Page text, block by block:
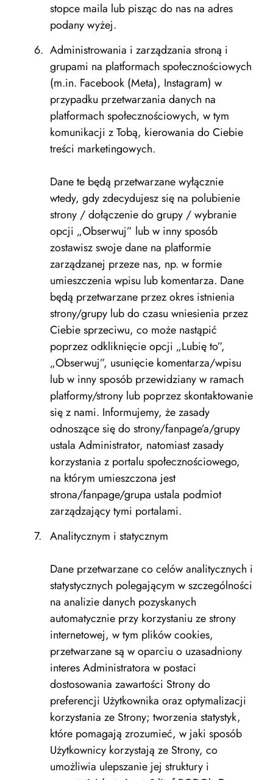
stopce maila lub pisząc do nas na adres
podany wyżej.
Administrowania i zarządzania stroną i
grupami na platformach społecznościowych
(m.in. Facebook (Meta), Instagram) w
przypadku przetwarzania danych na
platformach społecznościowych, w tym
komunikacji z Tobą, kierowania do Ciebie
treści marketingowych.
Dane te będą przetwarzane wyłącznie
wtedy, gdy zdecydujesz się na polubienie
strony / dołączenie do grupy / wybranie
opcji „Obserwuj” lub w inny sposób
zostawisz swoje dane na platformie
zarządzanej przeze nas, np. w formie
umieszczenia wpisu lub komentarza. Dane
będą przetwarzane przez okres istnienia
strony/grupy lub do czasu wniesienia przez
Ciebie sprzeciwu, co może nastąpić
poprzez odkliknięcie opcji „Lubię to”,
„Obserwuj”, usunięcie komentarza/wpisu
lub w inny sposób przewidziany w ramach
platformy/strony lub poprzez skontaktowanie
się z nami. Informujemy, że zasady
odnoszące się do strony/fanpage’a/grupy
ustala Administrator, natomiast zasady
korzystania z portalu społecznościowego,
na którym umieszczona jest
strona/fanpage/grupa ustala podmiot
zarządzający tymi portalami.
Analitycznym i statycznym
Dane przetwarzane co celów analitycznych i
statystycznych polegającym w szczególności
na analizie danych pozyskanych
automatycznie przy korzystaniu ze strony
internetowej, w tym plików cookies,
przetwarzane są w oparciu o uzasadniony
interes Administratora w postaci
dostosowania zawartości Strony do
preferencji Użytkownika oraz optymalizacji
korzystania ze Strony; tworzenia statystyk,
które pomagają zrozumieć, w jaki sposób
Użytkownicy korzystają ze Strony, co
umożliwia ulepszanie jej struktury i